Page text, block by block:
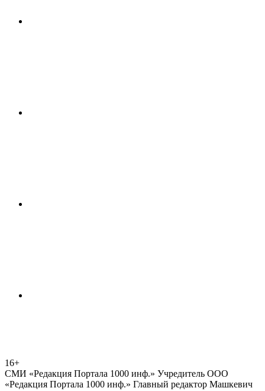
16+
СМИ «Редакция Портала 1000 инф.» Учредитель ООО
«Редакция Портала 1000 инф.» Главный редактор Машкевич